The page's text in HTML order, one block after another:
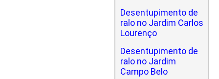
Desentupimento de
ralo no Jardim Carlos
Lourenço
Desentupimento de
ralo no Jardim
Campo Belo